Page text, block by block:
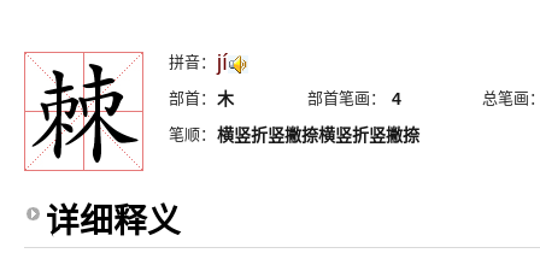
拼音： jí
部首： 木 部首笔画： 4
总笔画
笔顺： 横竖折竖撇捺横竖折竖撇捺
详细释义